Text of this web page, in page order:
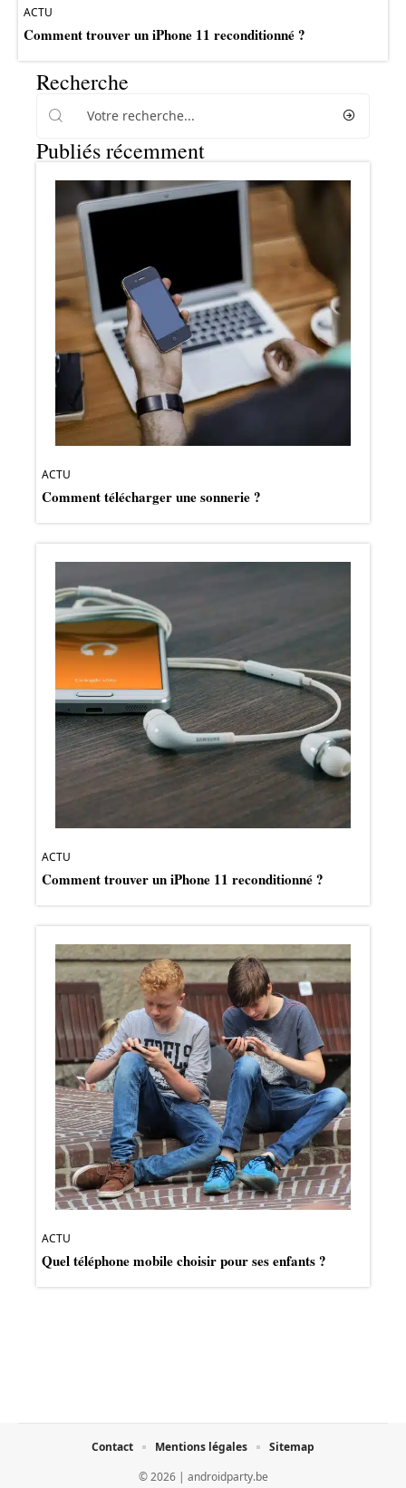
ACTU
Comment trouver un iPhone 11 reconditionné ?
Recherche
Publiés récemment
ACTU
Comment télécharger une sonnerie ?
ACTU
Comment trouver un iPhone 11 reconditionné ?
ACTU
Quel téléphone mobile choisir pour ses enfants ?
© 2026 | androidparty.be
Contact Mentions légales Sitemap